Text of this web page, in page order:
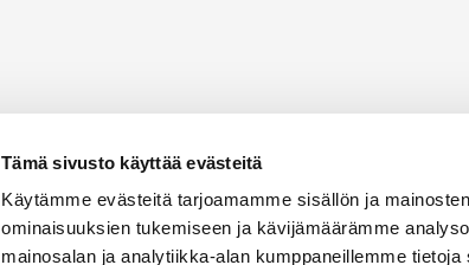
Tämä sivusto käyttää evästeitä
Käytämme evästeitä tarjoamamme sisällön ja
ominaisuuksien tukemiseen ja kävijämäärämme
mainosalan ja analytiikka-alan kumppaneillemme